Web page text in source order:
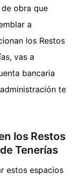
obra que
a
los Restos
vas a
bancaria
te
los Restos
Tenerías
estos espacios